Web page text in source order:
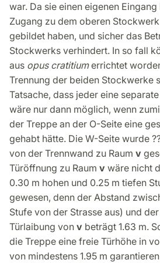
war. Da sie einen eigenen
Zugang zu dem oberen
gebildet haben, und sicher das
Stockwerks verhindert. In so fall
aus opus cratitiumerrichtet
Trennung der beiden Stockwerke
Tatsache, dass jeder eine
wäre nur dann möglich, wenn
der Treppe an der O-Seite eine
gehabt hätte. Die W-Seite wurde
von der Trennwand zu Raum v
Türöffnung zu Raum v wäre nicht
0.30 m hohen und 0.25 m tiefen
gewesen, denn der Abstand
Stufe von der Strasse aus) und
Türlaibung von v beträgt 1.63 m.
die Treppe eine freie Türhöhe in
von mindestens 1.95 m